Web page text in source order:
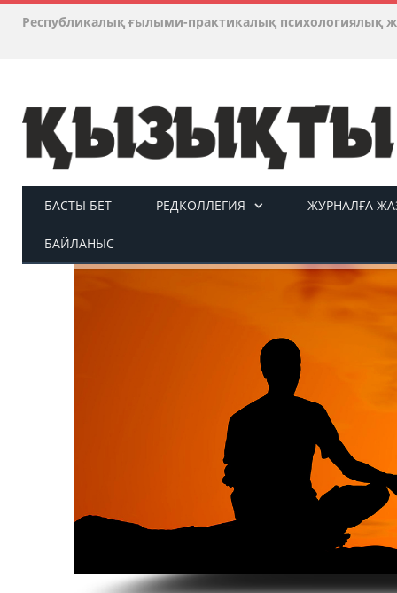
Республикалық ғылыми-практикалық психологиялық
БАСТЫ БЕТ РЕДКОЛЛЕГИЯ ЖУРНАЛҒА
БАЙЛАНЫС